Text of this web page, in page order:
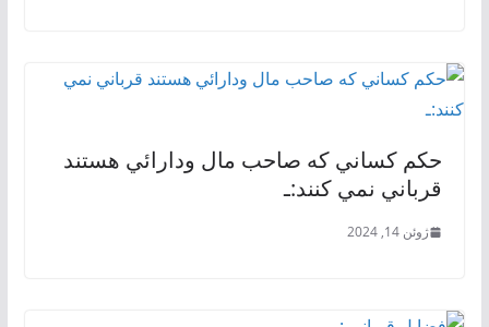
حکم كساني كه صاحب مال ودارائي هستند
قرباني نمي كنند:ـ
ژوئن 14, 2024